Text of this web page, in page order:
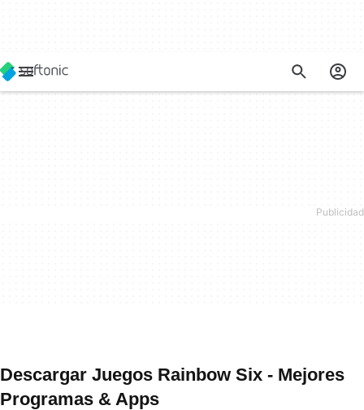
Descargar Juegos Rainbow Six - Mejores
Programas & Apps